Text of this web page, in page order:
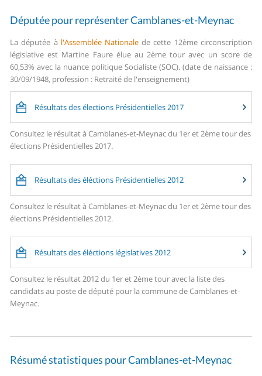
Députée pour représenter Camblanes-et-Meynac
La députée à l'Assemblée Nationale de cette 12ème circonscription
législative est Martine Faure élue au 2ème tour avec un score de
60,53% avec la nuance politique Socialiste (SOC). (date de naissance :
30/09/1948, profession : Retraité de l'enseignement)
Résultats des élections Présidentielles 2017
Consultez le résultat à Camblanes-et-Meynac du 1er et 2ème tour des
élections Présidentielles 2017.
Résultats des éléctions Présidentielles 2012
Consultez le résultat à Camblanes-et-Meynac du 1er et 2ème tour des
élections Présidentielles 2012.
Résultats des éléctions législatives 2012
Consultez le résultat 2012 du 1er et 2ème tour avec la liste des
candidats au poste de député pour la commune de Camblanes-et-
Meynac.
Résumé statistiques pour Camblanes-et-Meynac